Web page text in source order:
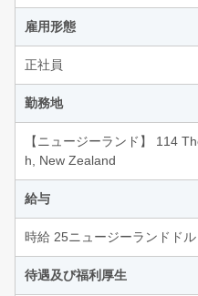
雇用形態
正社員
勤務地
【ニュージーランド】 114
h, New Zealand
給与
時給 25ニュージーランドド
待遇及び福利厚生